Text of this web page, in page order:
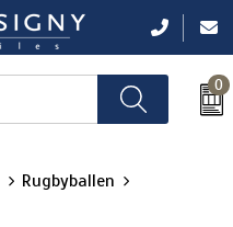
0
Rugbyballen